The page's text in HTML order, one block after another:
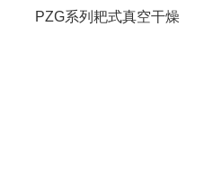
PZG系列耙式真空干燥